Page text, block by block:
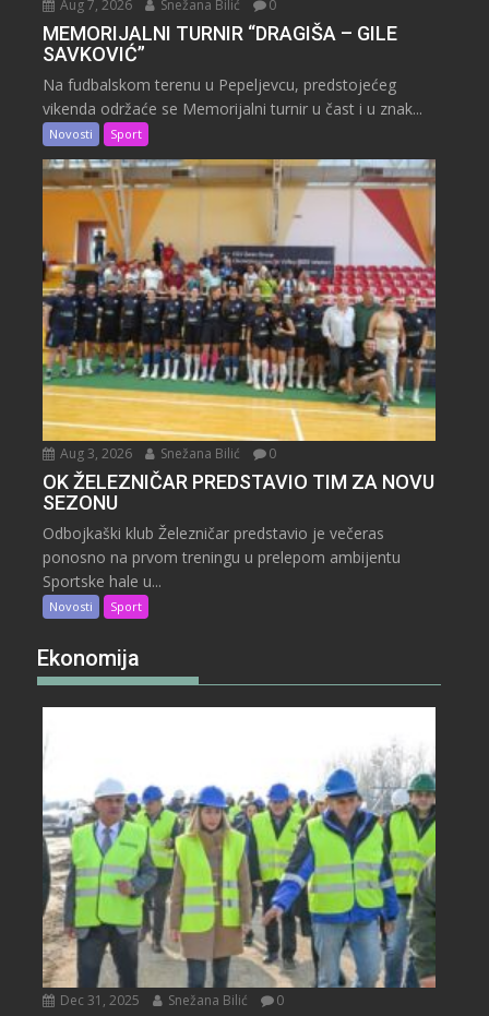
Aug 7, 2026 Snežana Bilić 0
MEMORIJALNI TURNIR “DRAGIŠA – GILE
SAVKOVIĆ”
Na fudbalskom terenu u Pepeljevcu, predstojećeg
vikenda održaće se Memorijalni turnir u čast i u znak...
Novosti Sport
Aug 3, 2026 Snežana Bilić 0
OK ŽELEZNIČAR PREDSTAVIO TIM ZA NOVU
SEZONU
Odbojkaški klub Železničar predstavio je večeras
ponosno na prvom treningu u prelepom ambijentu
Sportske hale u...
Novosti Sport
Ekonomija
Dec 31, 2025 Snežana Bilić 0